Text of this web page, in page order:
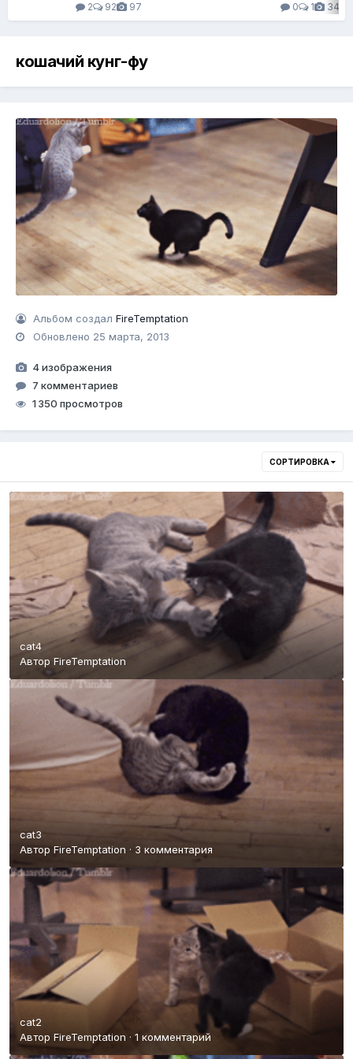
2
92 97
0
1 34
кошачий кунг-фу
Альбом создалFireTemptation
Обновлено 25 марта, 2013
4 изображения
7 комментариев
1 350 просмотров
СОРТИРОВКА
cat4
Автор FireTemptation
cat3
Автор FireTemptation · 3 комментария
cat2
Автор FireTemptation · 1 комментарий